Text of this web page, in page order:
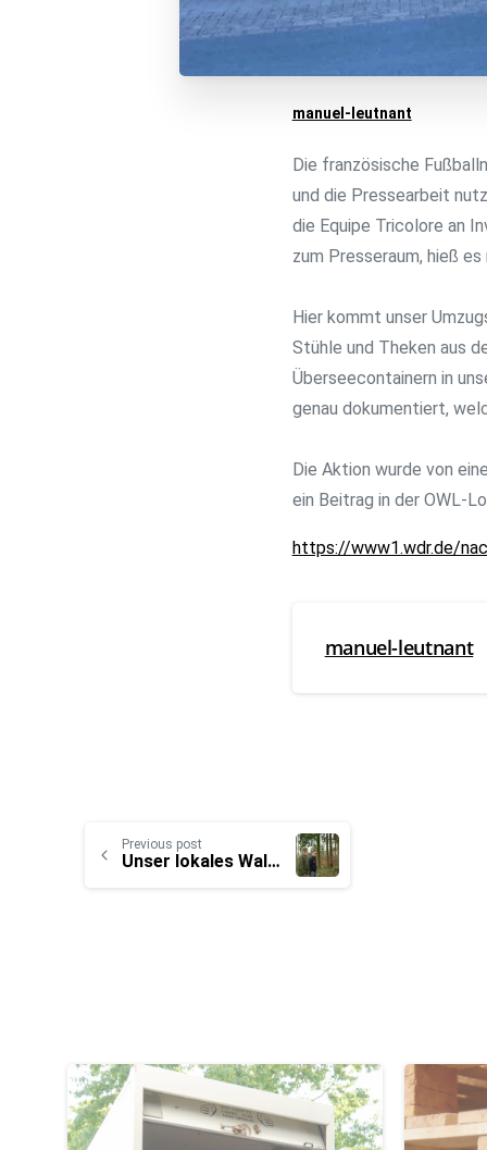
manuel-leutnant
Die französische
und die Pressearbeit
die Equipe Tricolore an
zum Presseraum, hieß
Hier kommt unser
Stühle und Theken aus
Überseecontainern in
genau dokumentiert,
Die Aktion wurde von
ein Beitrag in der OWL-
https://www1.wdr.de/
manuel-leutnant
Previous post
Unser lokales Waldaufforstungsprojekt 🌳